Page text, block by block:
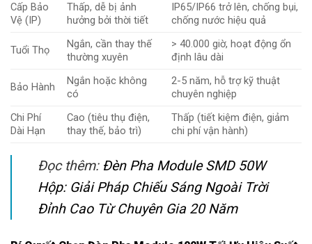
Cấp Bảo
Vệ (IP)
Thấp, dễ bị ảnh
hưởng bởi thời tiết
IP65/IP66 trở lên, chống bụi,
chống nước hiệu quả
Tuổi Thọ
Ngắn, cần thay thế
thường xuyên
> 40.000 giờ, hoạt động ổn
định lâu dài
Bảo Hành
Ngắn hoặc không
có
2-5 năm, hỗ trợ kỹ thuật
chuyên nghiệp
Chi Phí
Dài Hạn
Cao (tiêu thụ điện,
thay thế, bảo trì)
Thấp (tiết kiệm điện, giảm
chi phí vận hành)
Đọc thêm: Đèn Pha Module SMD 50W
Hộp: Giải Pháp Chiếu Sáng Ngoài Trời
Đỉnh Cao Từ Chuyên Gia 20 Năm